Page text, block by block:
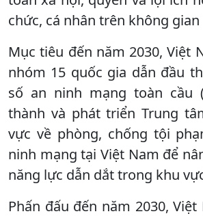
chức, cá nhân trên không
Mục tiêu đến năm 2030, Việt
nhóm 15 quốc gia dẫn đầu
số an ninh mạng toàn cầu
thành và phát triển Trung
vực về phòng, chống tội
ninh mạng tại Việt Nam để
năng lực dẫn dắt trong khu
Phấn đấu đến năm 2030,